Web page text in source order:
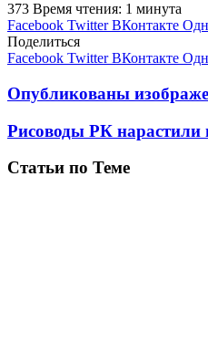
373 Время чтения: 1 минута
Facebook Twitter ВКонтакте
Поделиться
Facebook Twitter ВКонтакте
Опубликованы
Рисоводы РК нарастили
Статьи по Теме